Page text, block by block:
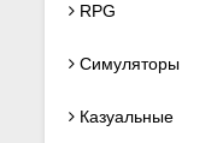
RPG
Симуляторы
Казуальные